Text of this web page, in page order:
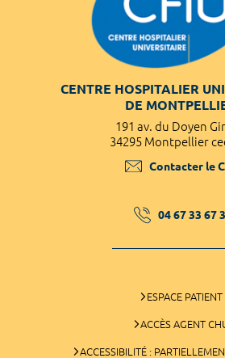
CENTRE HOSPITALIER
DE
191 av. du Doyen
34295 Montpellier
Contacter le
04 67 33 67
ESPACE PATIENT
ACCÈS AGENT
ACCESSIBILITÉ :